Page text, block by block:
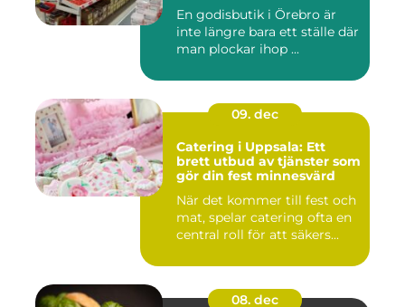
En godisbutik i Örebro är
inte längre bara ett ställe där
man plockar ihop ...
09. dec
Catering i Uppsala: Ett
brett utbud av tjänster som
gör din fest minnesvärd
När det kommer till fest och
mat, spelar catering ofta en
central roll för att säkers...
08. dec